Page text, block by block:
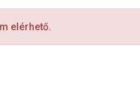
elérhető.